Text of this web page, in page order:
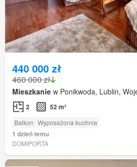
440 000 zł
460 000 zł
Mieszkanie w Ponikwoda, Lublin,
2 52 m²
Balkon Wyposażona kuchnia
1 dzień temu
DOMIPORTA